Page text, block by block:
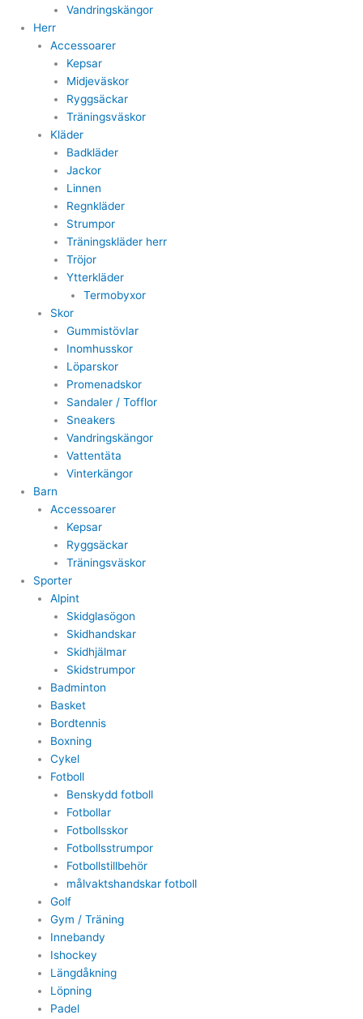
Vandringskängor
Herr
Accessoarer
Kepsar
Midjeväskor
Ryggsäckar
Träningsväskor
Kläder
Badkläder
Jackor
Linnen
Regnkläder
Strumpor
Träningskläder herr
Tröjor
Ytterkläder
Termobyxor
Skor
Gummistövlar
Inomhusskor
Löparskor
Promenadskor
Sandaler / Tofflor
Sneakers
Vandringskängor
Vattentäta
Vinterkängor
Barn
Accessoarer
Kepsar
Ryggsäckar
Träningsväskor
Sporter
Alpint
Skidglasögon
Skidhandskar
Skidhjälmar
Skidstrumpor
Badminton
Basket
Bordtennis
Boxning
Cykel
Fotboll
Benskydd fotboll
Fotbollar
Fotbollsskor
Fotbollsstrumpor
Fotbollstillbehör
målvaktshandskar fotboll
Golf
Gym / Träning
Innebandy
Ishockey
Längdåkning
Löpning
Padel